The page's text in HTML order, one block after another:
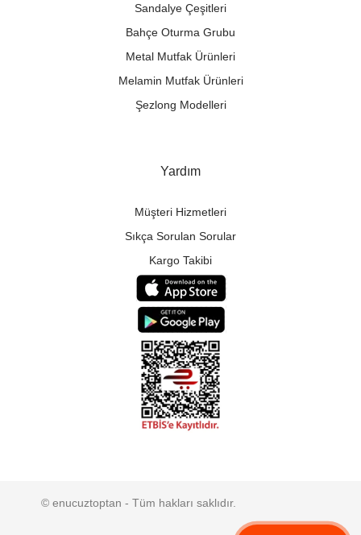
Sandalye Çeşitleri
Bahçe Oturma Grubu
Metal Mutfak Ürünleri
Melamin Mutfak Ürünleri
Şezlong Modelleri
Yardım
Müşteri Hizmetleri
Sıkça Sorulan Sorular
Kargo Takibi
© enucuztoptan - Tüm hakları saklıdır.